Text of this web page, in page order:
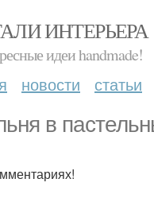
ИНТЕРЬЕРА
идеи handmade!
новости статьи
в